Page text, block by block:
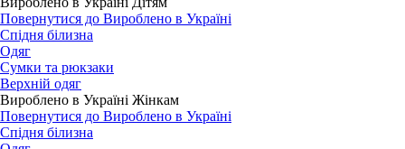
Повернутися до Вироблено в Україні
Спідня білизна
Одяг
Сумки та рюкзаки
Верхній одяг
Вироблено в Україні Жінкам
Повернутися до Вироблено в Україні
Спідня білизна